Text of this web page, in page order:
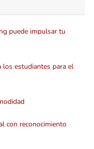
puede impulsar tu
los estudiantes para el
con reconocimiento